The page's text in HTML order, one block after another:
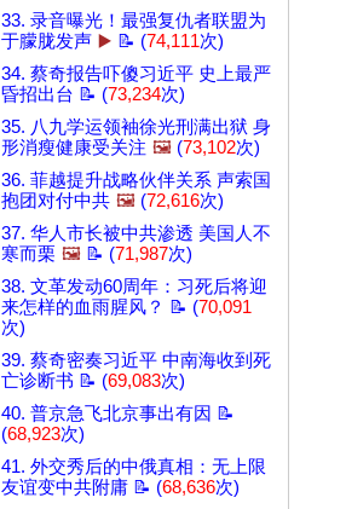
33. 录音曝光！最强复仇者联盟为
于朦胧发声 ▶️ 📝 (74,111次)
34. 蔡奇报告吓傻习近平 史上最严
昏招出台 📝 (73,234次)
35. 八九学运领袖徐光刑满出狱 身
形消瘦健康受关注 🖼️ (73,102次)
36. 菲越提升战略伙伴关系 声索国
抱团对付中共 🖼️ (72,616次)
37. 华人市长被中共渗透 美国人不
寒而栗 🖼️ 📝 (71,987次)
38. 文革发动60周年：习死后将迎
来怎样的血雨腥风？ 📝 (70,091
次)
39. 蔡奇密奏习近平 中南海收到死
亡诊断书 📝 (69,083次)
40. 普京急飞北京事出有因 📝
(68,923次)
41. 外交秀后的中俄真相：无上限
友谊变中共附庸 📝 (68,636次)